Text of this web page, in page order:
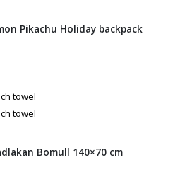
Pikachu Holiday backpack
Bomull 140×70 cm